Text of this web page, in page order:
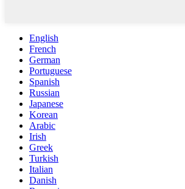
English
French
German
Portuguese
Spanish
Russian
Japanese
Korean
Arabic
Irish
Greek
Turkish
Italian
Danish